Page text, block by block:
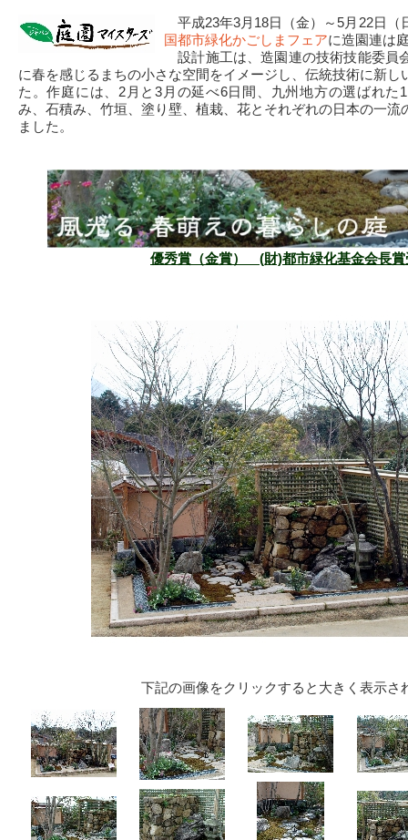
平成23年3月18日（金）～5月22日（
国都市緑化かごしまフェアに造園連は
設計施工は、造園連の技術技能委員
に春を感じるまちの小さな空間をイメージし、伝統技術に新し
た。作庭には、2月と3月の延べ6日間、九州地方の選ばれた
み、石積み、竹垣、塗り壁、植栽、花とそれぞれの日本の一流
ました。
優秀賞（金賞） (財)都市緑化基金会長賞
下記の画像をクリックすると大きく表示さ